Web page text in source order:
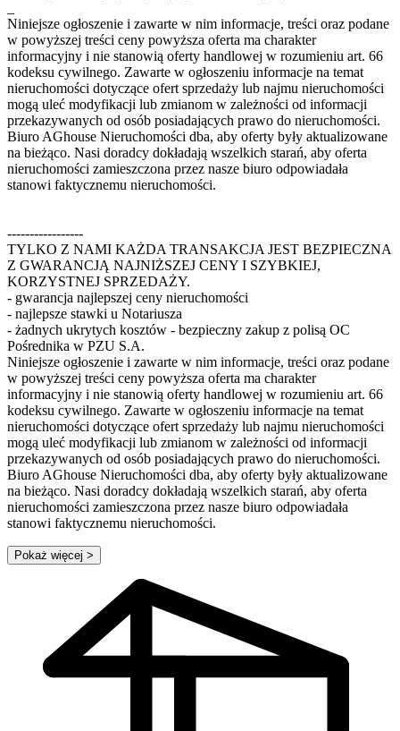
Niniejsze ogłoszenie i zawarte w nim informacje, treści oraz podane
w powyższej treści ceny powyższa oferta ma charakter
informacyjny i nie stanowią oferty handlowej w rozumieniu art. 66
kodeksu cywilnego. Zawarte w ogłoszeniu informacje na temat
nieruchomości dotyczące ofert sprzedaży lub najmu nieruchomości
mogą uleć modyfikacji lub zmianom w zależności od informacji
przekazywanych od osób posiadających prawo do nieruchomości.
Biuro AGhouse Nieruchomości dba, aby oferty były aktualizowane
na bieżąco. Nasi doradcy dokładają wszelkich starań, aby oferta
nieruchomości zamieszczona przez nasze biuro odpowiadała
stanowi faktycznemu nieruchomości.
-----------------
TYLKO Z NAMI KAŻDA TRANSAKCJA JEST BEZPIECZNA
Z GWARANCJĄ NAJNIŻSZEJ CENY I SZYBKIEJ,
KORZYSTNEJ SPRZEDAŻY.
- gwarancja najlepszej ceny nieruchomości
- najlepsze stawki u Notariusza
- żadnych ukrytych kosztów - bezpieczny zakup z polisą OC
Pośrednika w PZU S.A.
Niniejsze ogłoszenie i zawarte w nim informacje, treści oraz podane
w powyższej treści ceny powyższa oferta ma charakter
informacyjny i nie stanowią oferty handlowej w rozumieniu art. 66
kodeksu cywilnego. Zawarte w ogłoszeniu informacje na temat
nieruchomości dotyczące ofert sprzedaży lub najmu nieruchomości
mogą uleć modyfikacji lub zmianom w zależności od informacji
przekazywanych od osób posiadających prawo do nieruchomości.
Biuro AGhouse Nieruchomości dba, aby oferty były aktualizowane
na bieżąco. Nasi doradcy dokładają wszelkich starań, aby oferta
nieruchomości zamieszczona przez nasze biuro odpowiadała
stanowi faktycznemu nieruchomości.
Pokaż więcej >